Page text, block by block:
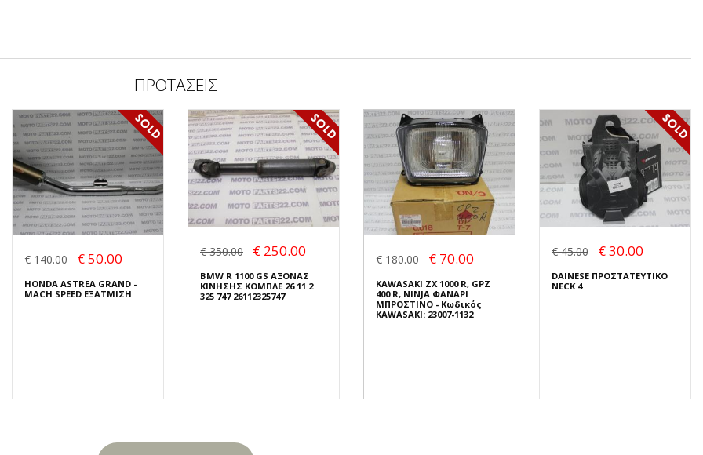
ΠΡΟΤΑΣΕΙΣ
€ 140.00 € 50.00
HONDA ASTREA GRAND -
MACH SPEED ΕΞΑΤΜΙΣΗ
€ 350.00 € 250.00
BMW R 1100 GS ΑΞΟΝΑΣ
ΚΙΝΗΣΗΣ ΚΟΜΠΛΕ 26 11 2
325 747 26112325747
€ 180.00 € 70.00
KAWASAKI ZX 1000 R, GPZ
400 R, NINJA ΦΑΝΑΡΙ
ΜΠΡΟΣΤΙΝΟ - Κωδικός
KAWASAKI: 23007-1132
€ 45.00 € 30.00
DAINESE ΠΡΟΣΤΑΤΕΥΤΙΚΟ
NECK 4